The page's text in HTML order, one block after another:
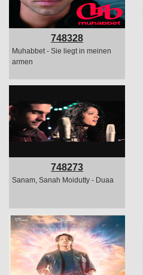
748328
Muhabbet - Sie liegt in meinen
armen
748273
Sanam, Sanah Moidutty - Duaa